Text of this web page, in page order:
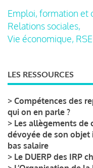
Emploi, formation et
Relations sociales,
Vie économique,
LES RESSOURCES
> Compétences des
qui on en parle ?
> Les allègements de
dévoyée de son
bas salaire
> Le DUERP des IRP